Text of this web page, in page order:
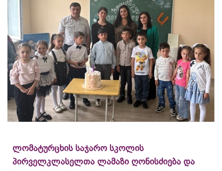
ლომატურცხის საჯარო სკოლის
პირველკლასელთა ლამაზი ღონისძიება და